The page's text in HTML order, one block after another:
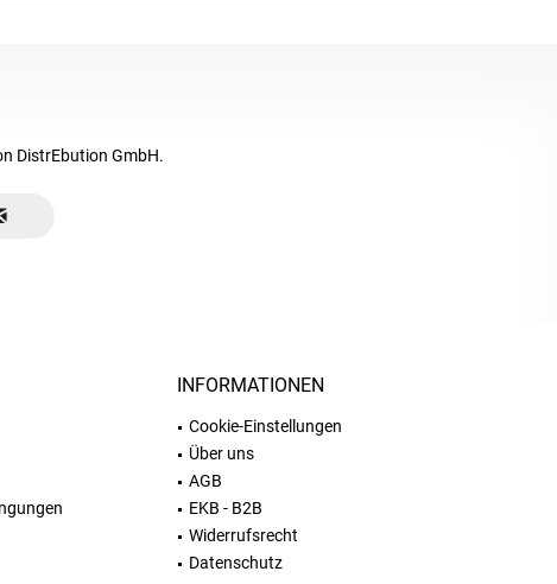
DistrEbution GmbH.
INFORMATIONEN
Cookie-Einstellungen
Über uns
AGB
EKB - B2B
Widerrufsrecht
Datenschutz